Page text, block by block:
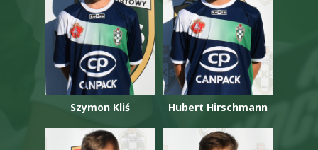
Szymon Kliś Hubert Hirschmann